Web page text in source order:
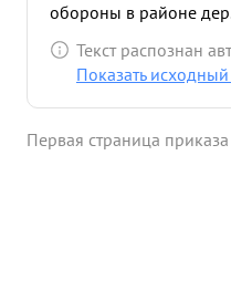
обороны в районе
ГОЛОВИНКА, КОТОВО,
реки ОПТУХУ, ОКУ и
КАМЫШЕВО,
Текст распознан
Показать
Первая страница приказа